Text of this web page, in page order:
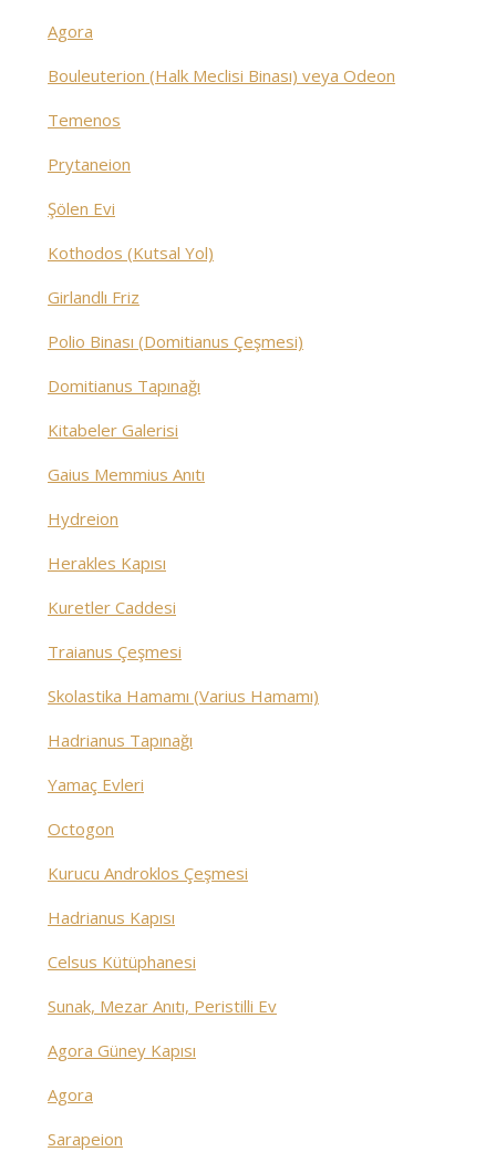
Agora
Bouleuterion (Halk Meclisi Binası) veya Odeon
Temenos
Prytaneion
Şölen Evi
Kothodos (Kutsal Yol)
Girlandlı Friz
Polio Binası (Domitianus Çeşmesi)
Domitianus Tapınağı
Kitabeler Galerisi
Gaius Memmius Anıtı
Hydreion
Herakles Kapısı
Kuretler Caddesi
Traianus Çeşmesi
Skolastika Hamamı (Varius Hamamı)
Hadrianus Tapınağı
Yamaç Evleri
Octogon
Kurucu Androklos Çeşmesi
Hadrianus Kapısı
Celsus Kütüphanesi
Sunak, Mezar Anıtı, Peristilli Ev
Agora Güney Kapısı
Agora
Sarapeion